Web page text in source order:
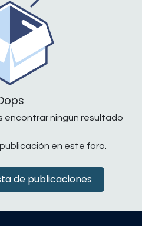
encontrar ningún resultado
en este foro.
de publicaciones